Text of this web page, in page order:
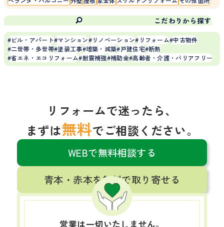
こだわりから探す
ビル・アパート マンション リノベーション リフォーム 中古物件
二世帯・多世帯 塗装工事 増築・減築 戸建住宅 断熱
省エネ・エコリフォーム 耐震補強 補助金 高齢者・介護・バリアフリー
リフォームで迷ったら、
まずは無料でご相談ください。
営業は一切いたしません。
WEBで無料相談する
青本・赤本を無料で取り寄せる